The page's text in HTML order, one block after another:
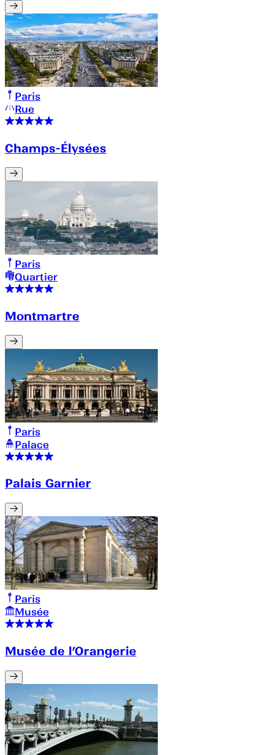
Paris
Rue
Champs-Élysées
Paris
Quartier
Montmartre
Paris
Palace
Palais Garnier
Paris
Musée
Musée de l’Orangerie